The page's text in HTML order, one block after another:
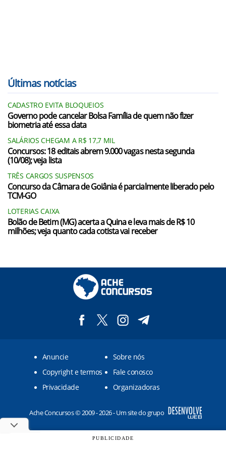
Últimas notícias
CADASTRO EVITA BLOQUEIOS
Governo pode cancelar Bolsa Família de quem não fizer
biometria até essa data
SALÁRIOS CHEGAM A R$ 17,7 MIL
Concursos: 18 editais abrem 9.000 vagas nesta segunda
(10/08); veja lista
TRÊS CARGOS SUSPENSOS
Concurso da Câmara de Goiânia é parcialmente liberado pelo
TCM-GO
LOTERIAS CAIXA
Bolão de Betim (MG) acerta a Quina e leva mais de R$ 10
milhões; veja quanto cada cotista vai receber
Anuncie
Sobre nós
Copyright e termos
Fale conosco
Privacidade
Organizadoras
Ache Concursos © 2009 - 2026 - Um site do grupo
PUBLICIDADE